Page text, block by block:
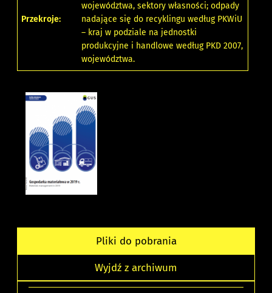
Przekroje:
województwa, sektory własności; odpady
nadające się do recyklingu według PKWiU
– kraj w podziale na jednostki
produkcyjne i handlowe według PKD 2007,
województwa.
Pliki do pobrania
Wyjdź z archiwum